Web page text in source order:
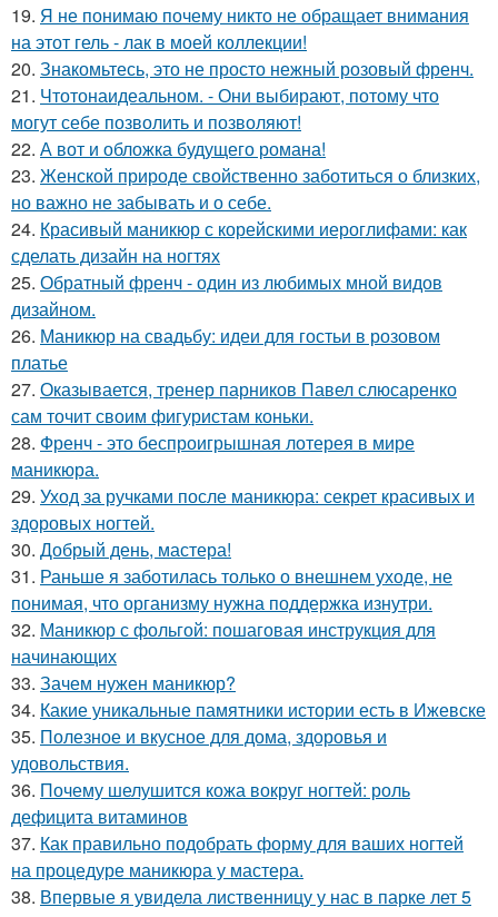
19. Я не понимаю почему никто не обращает внимания
на этот гель - лак в моей коллекции!
20. Знакомьтесь, это не просто нежный розовый френч.
21. Чтотонаидеальном. - Они выбирают, потому что
могут себе позволить и позволяют!
22. А вот и обложка будущего романа!
23. Женской природе свойственно заботиться о близких,
но важно не забывать и о себе.
24. Красивый маникюр с корейскими иероглифами: как
сделать дизайн на ногтях
25. Обратный френч - один из любимых мной видов
дизайном.
26. Маникюр на свадьбу: идеи для гостьи в розовом
платье
27. Оказывается, тренер парников Павел слюсаренко
сам точит своим фигуристам коньки.
28. Френч - это беспроигрышная лотерея в мире
маникюра.
29. Уход за ручками после маникюра: секрет красивых и
здоровых ногтей.
30. Добрый день, мастера!
31. Раньше я заботилась только о внешнем уходе, не
понимая, что организму нужна поддержка изнутри.
32. Маникюр с фольгой: пошаговая инструкция для
начинающих
33. Зачем нужен маникюр?
34. Какие уникальные памятники истории есть в Ижевске
35. Полезное и вкусное для дома, здоровья и
удовольствия.
36. Почему шелушится кожа вокруг ногтей: роль
дефицита витаминов
37. Как правильно подобрать форму для ваших ногтей
на процедуре маникюра у мастера.
38. Впервые я увидела лиственницу у нас в парке лет 5